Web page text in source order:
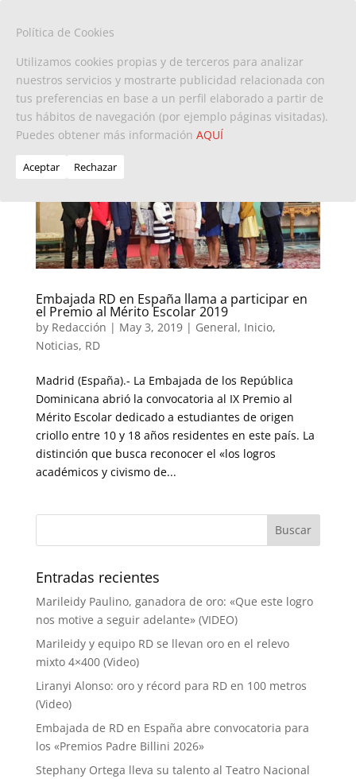
Embajada RD en España llama a participar en
el Premio al Mérito Escolar 2019
by Redacción | May 3, 2019| General, Inicio,
Noticias, RD
Madrid (España).- La Embajada de los República
Dominicana abrió la convocatoria al IX Premio al
Mérito Escolar dedicado a estudiantes de origen
criollo entre 10 y 18 años residentes en este país. La
distinción que busca reconocer el «los logros
académicos y civismo de...
Entradas recientes
Marileidy Paulino, ganadora de oro: «Que este logro
nos motive a seguir adelante» (VIDEO)
Marileidy y equipo RD se llevan oro en el relevo
mixto 4×400 (Video)
Liranyi Alonso: oro y récord para RD en 100 metros
(Video)
Embajada de RD en España abre convocatoria para
los «Premios Padre Billini 2026»
Stephany Ortega lleva su talento al Teatro Nacional
Política de Cookies
Utilizamos cookies propias y de terceros para analizar
nuestros servicios y mostrarte publicidad relacionada con
tus preferencias en base a un perfil elaborado a partir de
tus hábitos de navegación (por ejemplo páginas visitadas).
Puedes obtener más información AQUÍ
Aceptar Rechazar